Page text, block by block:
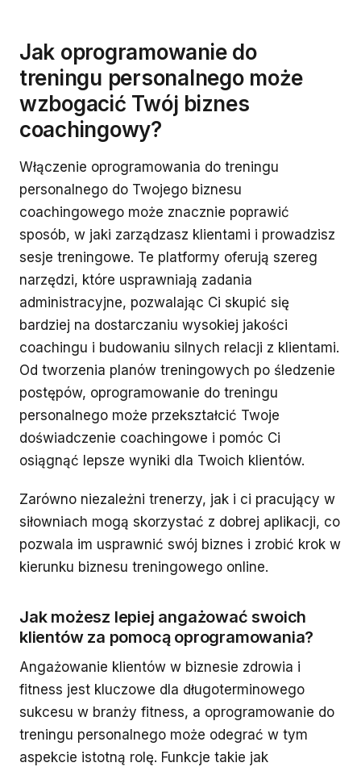
Jak oprogramowanie do
treningu personalnego może
wzbogacić Twój biznes
coachingowy?
Włączenie oprogramowania do treningu
personalnego do Twojego biznesu
coachingowego może znacznie poprawić
sposób, w jaki zarządzasz klientami i prowadzisz
sesje treningowe. Te platformy oferują szereg
narzędzi, które usprawniają zadania
administracyjne, pozwalając Ci skupić się
bardziej na dostarczaniu wysokiej jakości
coachingu i budowaniu silnych relacji z klientami.
Od tworzenia planów treningowych po śledzenie
postępów, oprogramowanie do treningu
personalnego może przekształcić Twoje
doświadczenie coachingowe i pomóc Ci
osiągnąć lepsze wyniki dla Twoich klientów.
Zarówno niezależni trenerzy, jak i ci pracujący w
siłowniach mogą skorzystać z dobrej aplikacji, co
pozwala im usprawnić swój biznes i zrobić krok w
kierunku biznesu treningowego online.
Jak możesz lepiej angażować swoich
klientów za pomocą oprogramowania?
Angażowanie klientów w biznesie zdrowia i
fitness jest kluczowe dla długoterminowego
sukcesu w branży fitness, a oprogramowanie do
treningu personalnego może odegrać w tym
aspekcie istotną rolę. Funkcje takie jak